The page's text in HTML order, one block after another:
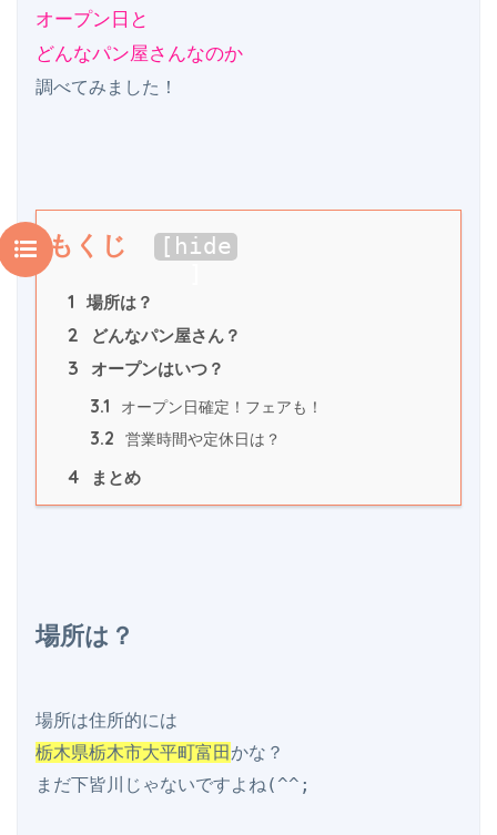
オープン日と
どんなパン屋さんなのか
もくじ [ hide
1 場所は？
2 どんなパン屋さん？
3 オープンはいつ？
3.1 オープン日確定！フェアも！
3.2 営業時間や定休日は？
4 まとめ
場所は？
栃木県栃木市大平町富田かな？
まだ下皆川じゃないですよね(^^;